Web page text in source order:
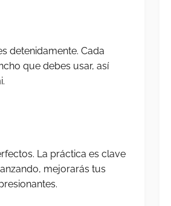
detenidamente. Cada
que debes usar, así
La práctica es clave
mejorarás tus